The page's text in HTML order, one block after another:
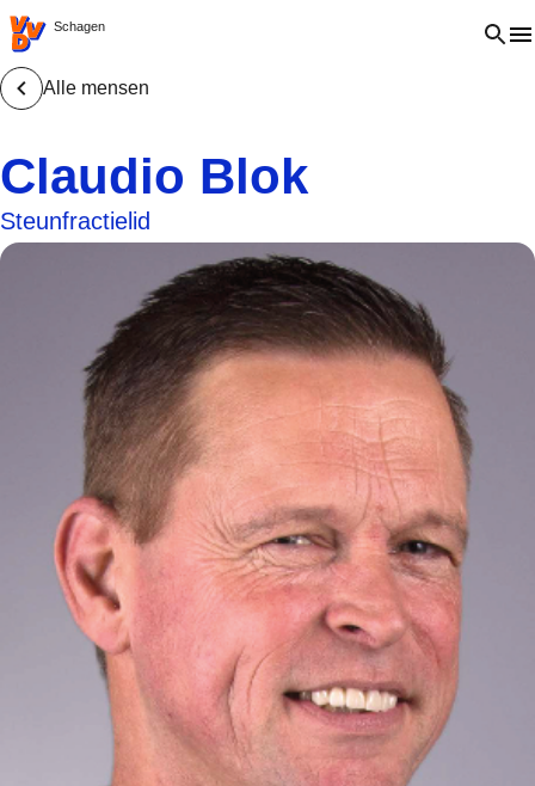
VVD.nl - Ga naar de homepage
Schagen Open
Alle mensen
Claudio Blok
Steunfractielid